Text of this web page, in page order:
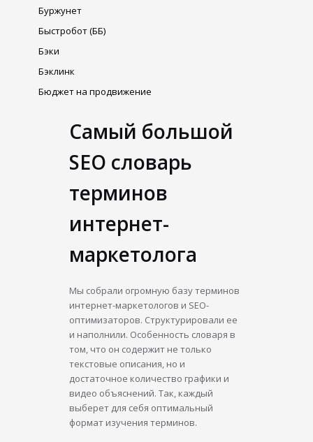
Буржунет
Быстробот (ББ)
Бэки
Бэклинк
Бюджет на продвижение
Самый большой
SEO словарь
терминов
интернет-
маркетолога
Мы собрали огромную базу терминов
интернет-маркетологов и SEO-
оптимизаторов. Структурировали ее
и наполнили. Особенность словаря в
том, что он содержит не только
текстовые описания, но и
достаточное количество графики и
видео объяснений. Так, каждый
выберет для себя оптимальный
формат изучения терминов.